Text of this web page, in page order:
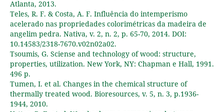
Atlanta, 2013.
Teles, R. F. & Costa, A. F. Influência do intemperismo
acelerado nas propriedades colorimétricas da madeira de
angelim pedra. Nativa, v. 2, n. 2, p. 65-70, 2014. DOI:
10.14583/2318-7670.v02n02a02.
Tsoumis, G. Sciense and technology of wood: structure,
properties, utilization. New York, NY: Chapman e Hall, 1991.
496 p.
Tumen, I. et al. Changes in the chemical structure of
thermally treated wood. Bioresources, v. 5, n. 3, p.1936-
1944, 2010.